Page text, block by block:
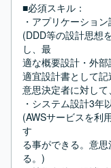
■必須スキル：
・アプリケーショ
(DDD等の設計思想
し、最
適な概要設計・外部
適宜設計書として記
意思決定者に対し
・システム設計3年
(AWSサービスを利
す
る事ができる。意
る。)